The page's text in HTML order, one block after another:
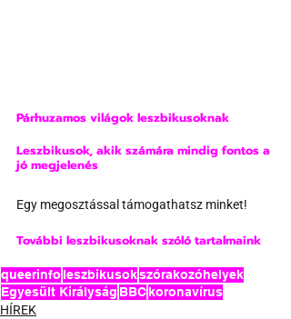
Párhuzamos világok leszbikusoknak
Leszbikusok, akik számára mindig fontos a
jó megjelenés
Egy megosztással támogathatsz minket!
További leszbikusoknak szóló tartalmaink
queerinfo leszbikusokszórakozóhelyek
Egyesült Királyság BBCkoronavírus
HÍREK